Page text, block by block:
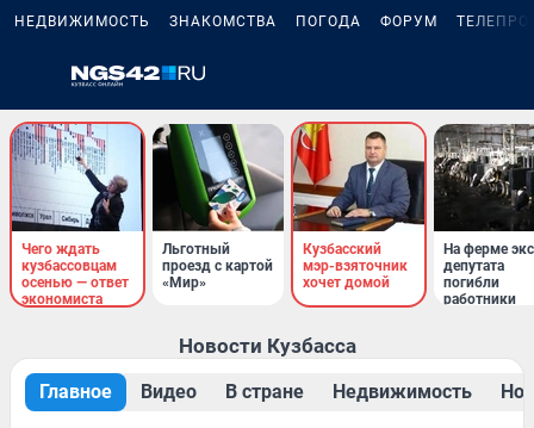
НЕДВИЖИМОСТЬ ЗНАКОМСТВА ПОГОДА ФОРУМ
Чего ждать
кузбассовцам
осенью — ответ
экономиста
Льготный
проезд с картой
«Мир»
Кузбасский
мэр-взяточник
хочет домой
На ферме
депутата
погибли
работники
Новости Кузбасса
Главное Видео В стране Недвижимость